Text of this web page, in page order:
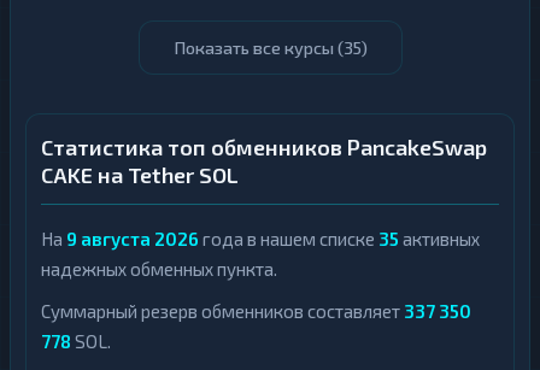
Показать все курсы (35)
Статистика топ обменников PancakeSwap
CAKE на Tether SOL
На 9 августа 2026 года в нашем списке 35 активных
надежных обменных пункта.
Суммарный резерв обменников составляет 337 350
778 SOL.